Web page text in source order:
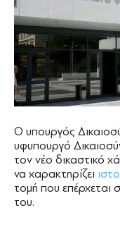
Ο υπουργός
υφυπουργό
τον νέο δικαστικό
να χαρακτηρίζει
τομή που επέρχεται
του.